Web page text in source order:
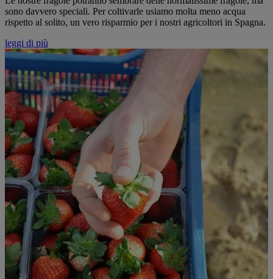
sono davvero speciali. Per coltivarle usiamo molta meno acqua
rispetto al solito, un vero risparmio per i nostri agricoltori in Spagna.
leggi di più